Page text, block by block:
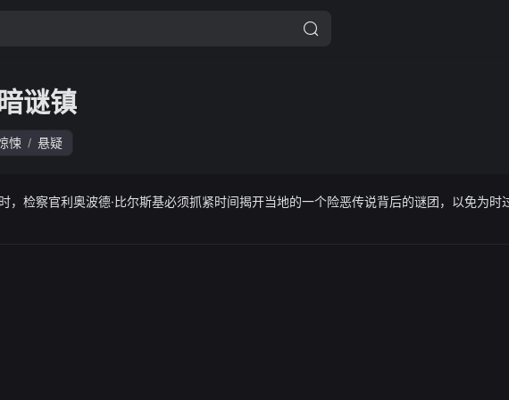
谜镇
悚 / 悬疑
，检察官利奥波德·比尔斯基必须抓紧时间揭开当地的一个险恶传说背后的谜团，以免为时